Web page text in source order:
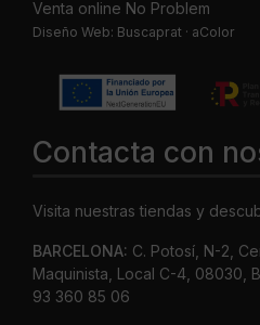
Venta online No Problem
Diseño Web: Buscaprat · aColor
Contacta con
Visita nuestras tiendas y
BARCELONA: C. Potosí, N-2,
Maquinista, Local C-4, 08030,
93 360 85 06